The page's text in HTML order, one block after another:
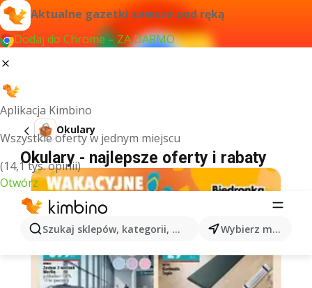
Aktualne gazetki zawsze pod ręką
Dodaj do Chrome – ZA DARMO
Aplikacja Kimbino
Wszystkie oferty w jednym miejscu
(14,1 tys. opinii)
Otwórz
Szukaj sklepów, kategorii, produktów... Wybierz miasto
Okulary
Okulary - najlepsze oferty i rabaty